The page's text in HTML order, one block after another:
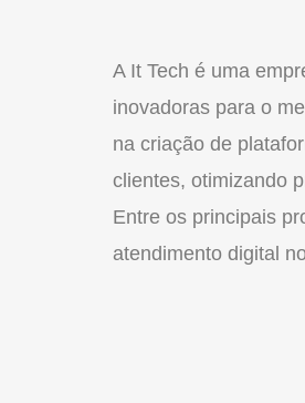
A It Tech é uma
inovadoras para o
na criação de
clientes, otimizando
Entre os principais
atendimento digital